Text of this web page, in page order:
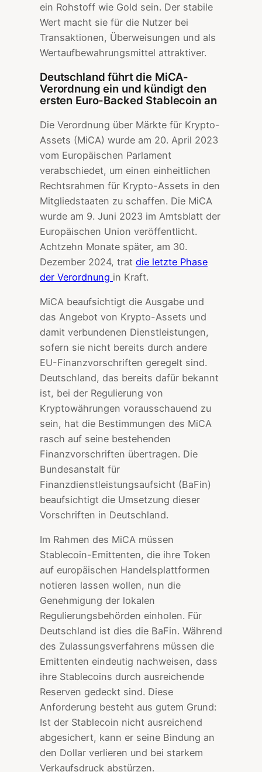
ein Rohstoff wie Gold sein. Der stabile
Wert macht sie für die Nutzer bei
Transaktionen, Überweisungen und als
Wertaufbewahrungsmittel attraktiver.
Deutschland führt die MiCA-
Verordnung ein und kündigt den
ersten Euro-Backed Stablecoin an
Die Verordnung über Märkte für Krypto-
Assets (MiCA) wurde am 20. April 2023
vom Europäischen Parlament
verabschiedet, um einen einheitlichen
Rechtsrahmen für Krypto-Assets in den
Mitgliedstaaten zu schaffen. Die MiCA
wurde am 9. Juni 2023 im Amtsblatt der
Europäischen Union veröffentlicht.
Achtzehn Monate später, am 30.
Dezember 2024, trat die letzte Phase
der Verordnung in Kraft.
MiCA beaufsichtigt die Ausgabe und
das Angebot von Krypto-Assets und
damit verbundenen Dienstleistungen,
sofern sie nicht bereits durch andere
EU-Finanzvorschriften geregelt sind.
Deutschland, das bereits dafür bekannt
ist, bei der Regulierung von
Kryptowährungen vorausschauend zu
sein, hat die Bestimmungen des MiCA
rasch auf seine bestehenden
Finanzvorschriften übertragen. Die
Bundesanstalt für
Finanzdienstleistungsaufsicht (BaFin)
beaufsichtigt die Umsetzung dieser
Vorschriften in Deutschland.
Im Rahmen des MiCA müssen
Stablecoin-Emittenten, die ihre Token
auf europäischen Handelsplattformen
notieren lassen wollen, nun die
Genehmigung der lokalen
Regulierungsbehörden einholen. Für
Deutschland ist dies die BaFin. Während
des Zulassungsverfahrens müssen die
Emittenten eindeutig nachweisen, dass
ihre Stablecoins durch ausreichende
Reserven gedeckt sind. Diese
Anforderung besteht aus gutem Grund:
Ist der Stablecoin nicht ausreichend
abgesichert, kann er seine Bindung an
den Dollar verlieren und bei starkem
Verkaufsdruck abstürzen.